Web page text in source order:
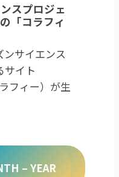
スプロジェ
「コラフィ
ンサイエンス
サイト
フィー）が生
– YEAR